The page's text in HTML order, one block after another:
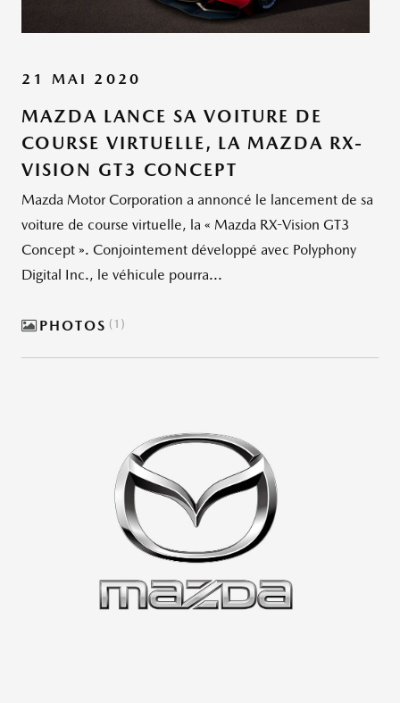
21 MAI 2020
MAZDA LANCE SA VOITURE DE
COURSE VIRTUELLE, LA MAZDA RX-
VISION GT3 CONCEPT
Mazda Motor Corporation a annoncé le lancement de sa
voiture de course virtuelle, la « Mazda RX-Vision GT3
Concept ». Conjointement développé avec Polyphony
Digital Inc., le véhicule pourra...
PHOTOS 1